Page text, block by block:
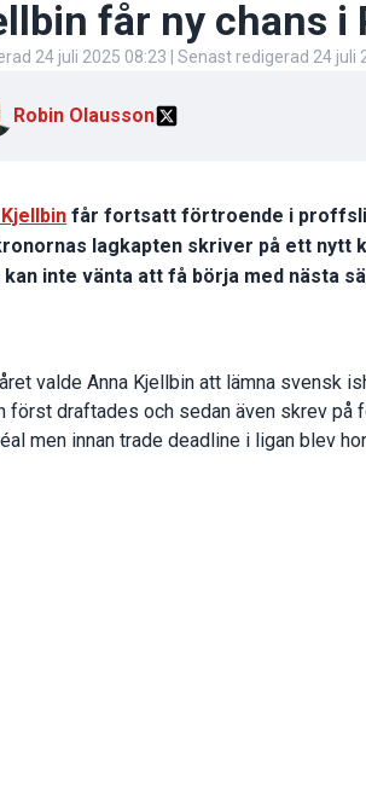
får ny chans i
24 juli 2025 08:23 | Senast redigerad 24 juli
Robin Olausson
får fortsatt förtroende i
lagkapten skriver på ett nytt
kan inte vänta att få börja med nästa
året valde Anna Kjellbin att lämna svensk
först draftades och sedan även skrev
men innan trade deadline i ligan blev